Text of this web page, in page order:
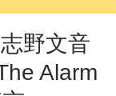
野文音
Alarm